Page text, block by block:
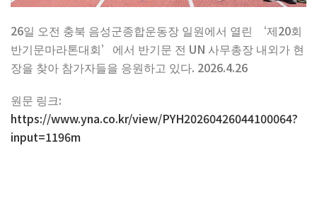
26일 오전 충북 음성군종합운동장 일원에서 열린 ‘제20회
반기문마라톤대회’에서 반기문 전 UN 사무총장 내외가 현
장을 찾아 참가자들을 응원하고 있다. 2026.4.26
원문 링크:
https://www.yna.co.kr/view/PYH20260426044100064?
input=1196m